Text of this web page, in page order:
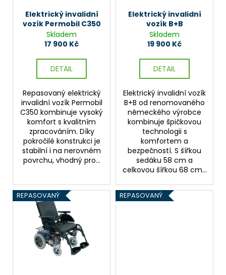
Elektrický invalidní
vozík Permobil C350
Skladem
17 900 Kč
DETAIL
Repasovaný elektrický
invalidní vozík Permobil
C350 kombinuje vysoký
komfort s kvalitním
zpracováním. Díky
pokročilé konstrukci je
stabilní i na nerovném
povrchu, vhodný pro...
Elektrický invalidní
vozík B+B
Skladem
19 900 Kč
DETAIL
Elektrický invalidní vozík
B+B od renomovaného
německého výrobce
kombinuje špičkovou
technologii s
komfortem a
bezpečností. S šířkou
sedáku 58 cm a
celkovou šířkou 68 cm...
REPASOVANÝ REPASOVANÝ
HLEDAT
p
o
r